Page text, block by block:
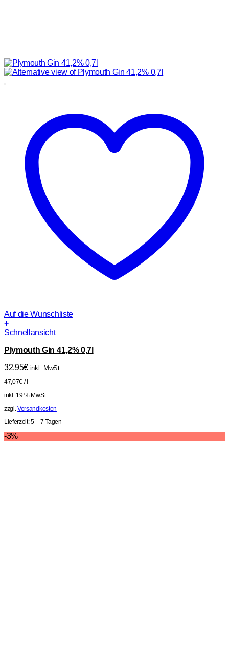
Auf die Wunschliste
+
Schnellansicht
Plymouth Gin 41,2% 0,7l
32,95€ inkl. MwSt.
47,07€ /l
inkl. 19 % MwSt.
zzgl.Versandkosten
Lieferzeit:5 – 7 Tagen
-3%